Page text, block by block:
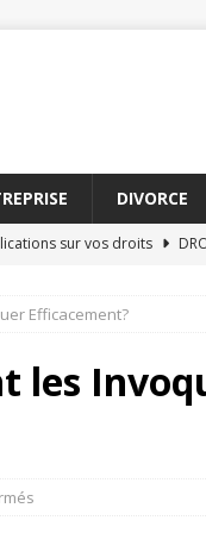
DIVORCE
sur vos droits
pour 2026
sont indispensables pour
pour les avocats
Efficacement?
les